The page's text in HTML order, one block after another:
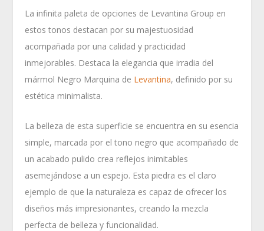
La infinita paleta de opciones de Levantina Group en
estos tonos destacan por su majestuosidad
acompañada por una calidad y practicidad
inmejorables. Destaca la elegancia que irradia del
mármol Negro Marquina de Levantina, definido por su
estética minimalista.
La belleza de esta superficie se encuentra en su esencia
simple, marcada por el tono negro que acompañado de
un acabado pulido crea reflejos inimitables
asemejándose a un espejo. Esta piedra es el claro
ejemplo de que la naturaleza es capaz de ofrecer los
diseños más impresionantes, creando la mezcla
perfecta de belleza y funcionalidad.